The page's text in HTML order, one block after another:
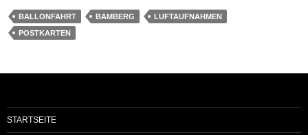
BALLONFAHRT BAMBERG
LUFTAUFNAHMEN
POSTKARTEN
STARTSEITE